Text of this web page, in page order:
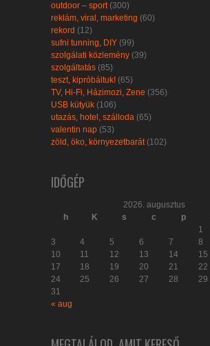
outdoor – sport(300)
reklám, viral, marketing (60)
rekord (12)
sufni tunning, DIY (99)
szolgálati közlemény (39)
szolgáltatás (85)
teszt, kipróbáltuk! (65)
TV, Hi-Fi, Házimozi, Zene (356)
USB kütyük (106)
utazás, hotel, szálloda (65)
valentin nap (53)
zöld, öko, környezetbarát(102)
IDŐGÉP
2026. augusztus
h
K s c p
1
3
4 5 6 7 8
10
11 12 13 14 15
17
18 19 20 21 22
24
25 26 27 28 29
31
« aug